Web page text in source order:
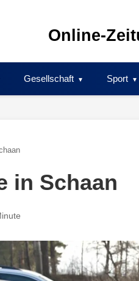
Online-
Gesellschaft Sport
in Schaan